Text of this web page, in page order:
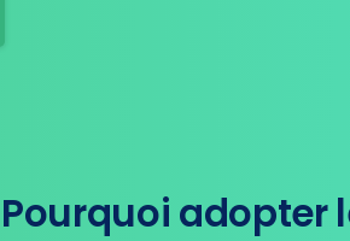
Pourquoi adopter